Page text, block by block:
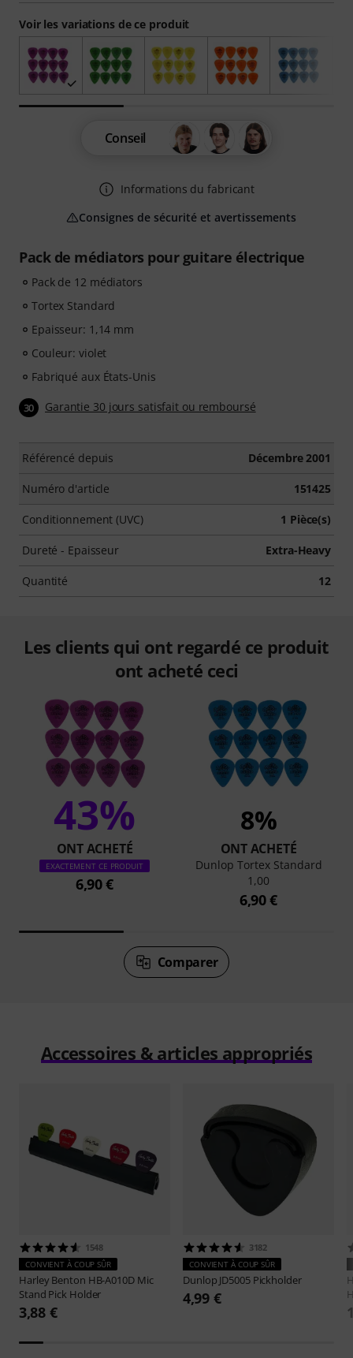
Pack de médiators pour guitare électrique
Pack de 12 médiators
Tortex Standard
Epaisseur: 1,14 mm
Couleur: violet
Fabriqué aux États-Unis
30 Garantie 30 jours satisfait ou remboursé
Référencé depuis Décembre 2001
Numéro d'article 151425
Conditionnement (UVC) 1 Pièce(s)
Dureté - Epaisseur Extra-Heavy
Quantité 12
Voir les variations de ce produit
Conseil
Informations du fabricant
Consignes de sécurité et avertissements
Les clients qui ont regardé ce produit
ont acheté ceci
43%
ONT ACHETÉ
EXACTEMENT CE PRODUIT
6,90 €
8%
ONT ACHETÉ
Dunlop Tortex Standard
1,00
6,90 €
Comparer
Accessoires & articles appropriés
1548
CONVIENT À COUP SÛR
Harley Benton HB-A010D Mic
Stand Pick Holder
3,88 €
3182
CONVIENT À COUP SÛR
Dunlop JD5005 Pickholder
4,99 €